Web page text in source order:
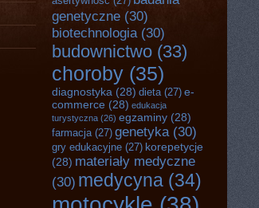
genetyczne (30)
biotechnologia(30)
budownictwo (33)
choroby (35)
diagnostyka (28) dieta(27) e-
commerce (28) edukacja
turystyczna (26) egzaminy (28)
farmacja(27) genetyka(30)
gry edukacyjne (27) korepetycje
(28) materiały medyczne
(30) medycyna (34)